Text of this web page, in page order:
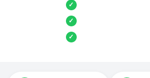
✓ Entreprises locales vérifiées
✓ Pose garantie
✓ Aides et primes incluses